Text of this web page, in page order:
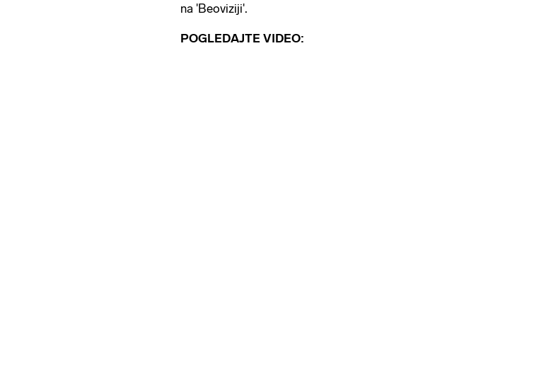
na 'Beoviziji'.
POGLEDAJTE VIDEO: